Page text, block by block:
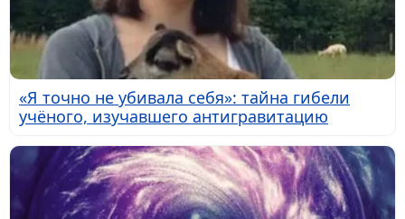
«Я точно не убивала себя»: тайна гибели
учёного, изучавшего антигравитацию